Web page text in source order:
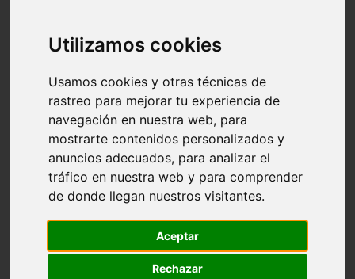
Utilizamos cookies
Usamos cookies y otras técnicas de
rastreo para mejorar tu experiencia de
navegación en nuestra web, para
mostrarte contenidos personalizados y
anuncios adecuados, para analizar el
tráfico en nuestra web y para comprender
de donde llegan nuestros visitantes.
Aceptar
Rechazar
Santa-cruz-de-tenerife - los-llanos-de-aridane
Cantabria - suances
Granada - monachil
Huesca - isábena
Huesca - alquézar
Huesca - castejón-de-sos
Sevilla - marinaleda
Córdoba - almedinilla
Navarra - zangoza
Cantabria - arenas-de-iguña
Barcelona - la-pobla-de-lillet
Las-palmas - yaiza